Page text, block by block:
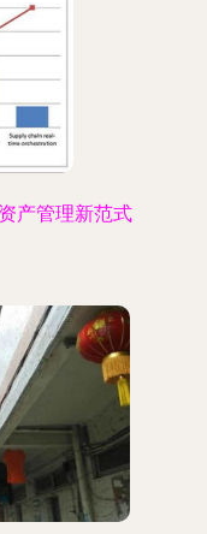
产管理新范式